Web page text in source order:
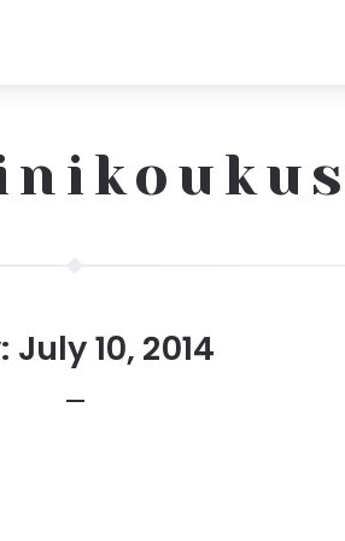
July 10, 2014